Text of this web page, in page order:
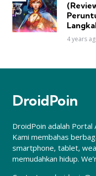
4 years
DroidPoin
DroidPoin adalah
Kami membahas
smartphone, tablet,
memudahkan hidup.